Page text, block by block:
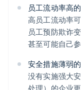
员工流动率高
高员工流动率
员工预防欺诈
甚至可能自己
安全措施薄弱
没有实施强大